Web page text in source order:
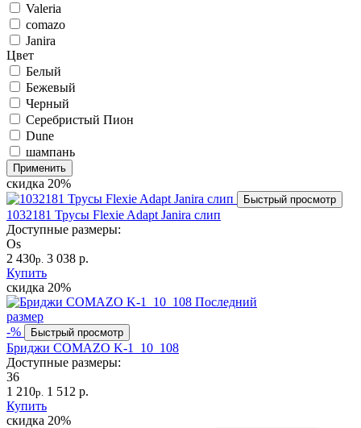
Valeria
comazo
Janira
Цвет
Белый
Бежевый
Черный
Серебристый Пион
Dune
шампань
Применить
скидка 20%
Быстрый просмотр
1032181 Трусы Flexie Adapt Janira слип
Доступные размеры:
Os
2 430р. 3 038 р.
Купить
скидка 20%
Последний
размер
-%
Быстрый просмотр
Бриджи COMAZO K-1_10_108
Доступные размеры:
36
1 210р. 1 512 р.
Купить
скидка 20%